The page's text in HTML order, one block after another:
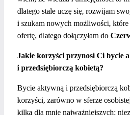
dlatego stale uczę się, rozwijam
i szukam nowych możliwości,
ofertę, dlatego dołączyłam do
Jakie korzyści przynosi Ci bycie
i przedsiębiorczą kobietą?
Bycie aktywną i przedsiębiorczą
korzyści, zarówno w sferze
kilka dla mnie najważniejszych: n